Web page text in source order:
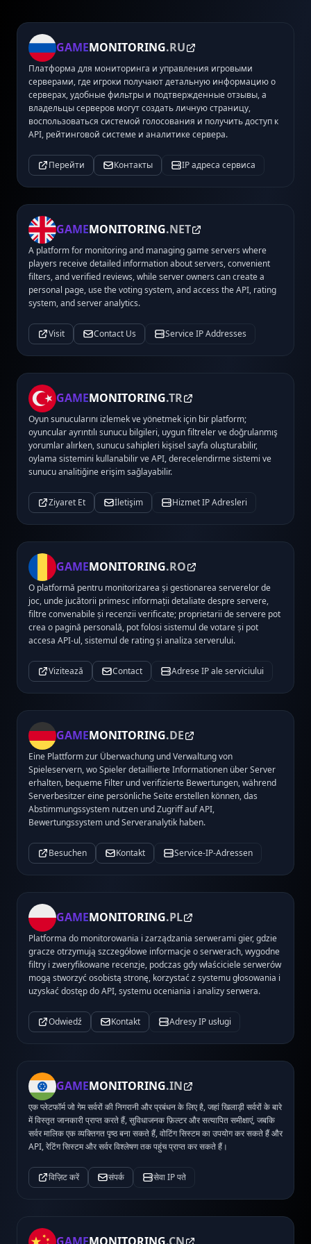
GAMEMONITORING.RU
Платформа для мониторинга и управления игровыми
серверами, где игроки получают детальную информацию о
серверах, удобные фильтры и подтвержденные отзывы, а
владельцы серверов могут создать личную страницу,
воспользоваться системой голосования и получить доступ к
API, рейтинговой системе и аналитике сервера.
Перейти Контакты IP адреса сервиса
GAMEMONITORING.NET
A platform for monitoring and managing game servers where
players receive detailed information about servers, convenient
filters, and verified reviews, while server owners can create a
personal page, use the voting system, and access the API, rating
system, and server analytics.
Visit Contact Us Service IP Addresses
GAMEMONITORING.TR
Oyun sunucularını izlemek ve yönetmek için bir platform;
oyuncular ayrıntılı sunucu bilgileri, uygun filtreler ve doğrulanmış
yorumlar alırken, sunucu sahipleri kişisel sayfa oluşturabilir,
oylama sistemini kullanabilir ve API, derecelendirme sistemi ve
sunucu analitiğine erişim sağlayabilir.
Ziyaret Et İletişim Hizmet IP Adresleri
GAMEMONITORING.RO
O platformă pentru monitorizarea și gestionarea serverelor de
joc, unde jucătorii primesc informații detaliate despre servere,
filtre convenabile și recenzii verificate; proprietarii de servere pot
crea o pagină personală, pot folosi sistemul de votare și pot
accesa API-ul, sistemul de rating și analiza serverului.
Vizitează Contact Adrese IP ale serviciului
GAMEMONITORING.DE
Eine Plattform zur Überwachung und Verwaltung von
Spieleservern, wo Spieler detaillierte Informationen über Server
erhalten, bequeme Filter und verifizierte Bewertungen, während
Serverbesitzer eine persönliche Seite erstellen können, das
Abstimmungssystem nutzen und Zugriff auf API,
Bewertungssystem und Serveranalytik haben.
Besuchen Kontakt Service-IP-Adressen
GAMEMONITORING.PL
Platforma do monitorowania i zarządzania serwerami gier, gdzie
gracze otrzymują szczegółowe informacje o serwerach, wygodne
filtry i zweryfikowane recenzje, podczas gdy właściciele serwerów
mogą stworzyć osobistą stronę, korzystać z systemu głosowania i
uzyskać dostęp do API, systemu oceniania i analizy serwera.
Odwiedź Kontakt Adresy IP usługi
GAMEMONITORING.IN
एक प्लेटफॉर्म जो गेम सर्वरों की निगरानी और प्रबंधन के लिए है, जहां खिलाड़ी सर्वरों के बारे
में विस्तृत जानकारी प्राप्त करते हैं, सुविधाजनक फ़िल्टर और सत्यापित समीक्षाएं, जबकि
सर्वर मालिक एक व्यक्तिगत पृष्ठ बना सकते हैं, वोटिंग सिस्टम का उपयोग कर सकते हैं और
API, रेटिंग सिस्टम और सर्वर विश्लेषण तक पहुंच प्राप्त कर सकते हैं।
विज़िट करें संपर्क सेवा IP पते